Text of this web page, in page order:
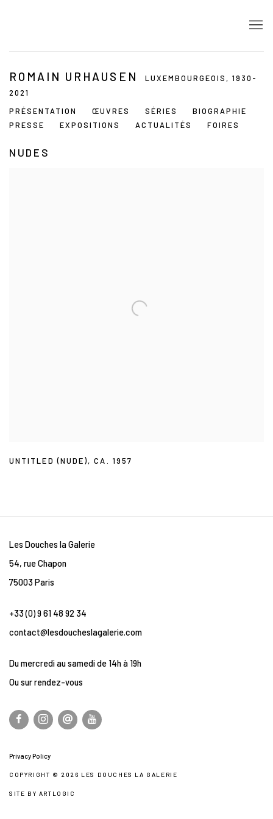
ROMAIN URHAUSEN LUXEMBOURGEOIS, 1930-
2021
PRÉSENTATION
ŒUVRES SÉRIES
BIOGRAPHIE
PRESSE
EXPOSITIONS ACTUALITÉS FOIRES
NUDES
UNTITLED (NUDE),CA. 1957
Les Douches la Galerie
54, rue Chapon
75003 Paris
+33 (0) 9 61 48 92 34
contact@lesdoucheslagalerie.com
Du mercredi au samedi de 14h à 19h
Ou sur rendez-vous
Privacy Policy
COPYRIGHT © 2026 LES DOUCHES LA GALERIE
SITE BY ARTLOGIC